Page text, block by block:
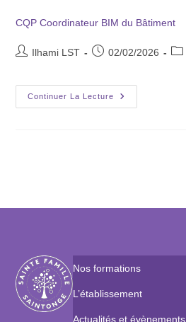
CQP Coordinateur BIM du Bâtiment
Ilhami LST 02/02/2026
Continuer La Lecture
Nos formations
L’établissement
Actualités et évènements